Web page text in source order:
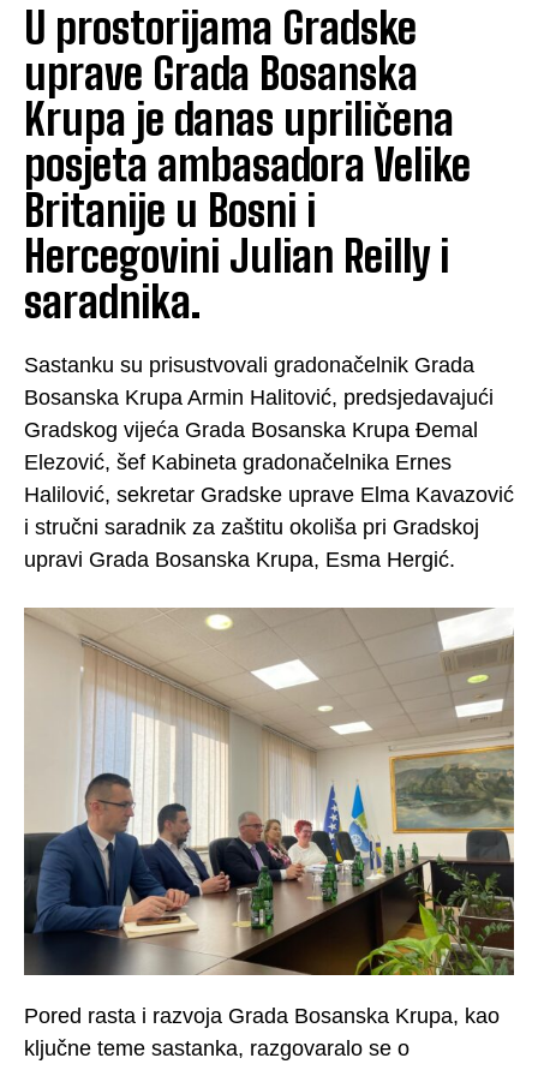
U prostorijama Gradske
uprave Grada Bosanska
Krupa je danas upriličena
posjeta ambasadora Velike
Britanije u Bosni i
Hercegovini Julian Reilly i
saradnika.
Sastanku su prisustvovali gradonačelnik Grada
Bosanska Krupa Armin Halitović, predsjedavajući
Gradskog vijeća Grada Bosanska Krupa Đemal
Elezović, šef Kabineta gradonačelnika Ernes
Halilović, sekretar Gradske uprave Elma Kavazović
i stručni saradnik za zaštitu okoliša pri Gradskoj
upravi Grada Bosanska Krupa, Esma Hergić.
Pored rasta i razvoja Grada Bosanska Krupa, kao
ključne teme sastanka, razgovaralo se o